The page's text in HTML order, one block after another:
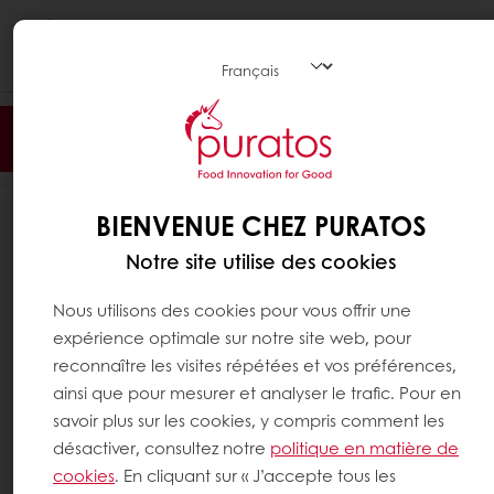
RÉSULTATS
BIENVENUE CHEZ PURATOS
Notre site utilise des cookies
Nous utilisons des cookies pour vous offrir une
expérience optimale sur notre site web, pour
reconnaître les visites répétées et vos préférences,
ainsi que pour mesurer et analyser le trafic. Pour en
savoir plus sur les cookies, y compris comment les
désactiver, consultez notre politique en matière de
cookies. En cliquant sur « J’accepte tous les